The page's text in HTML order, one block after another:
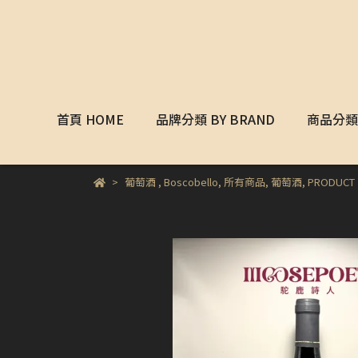
首頁 HOME 品牌分類 BY BRAND 商品分
葡萄酒, Boscobello, 所有商品, 葡萄酒, PRODUCT